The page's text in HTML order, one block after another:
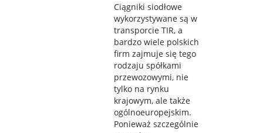
Ciągniki siodłowe
wykorzystywane są w
transporcie TIR, a
bardzo wiele polskich
firm zajmuje się tego
rodzaju spółkami
przewozowymi, nie
tylko na rynku
krajowym, ale także
ogólnoeuropejskim.
Ponieważ szczególnie